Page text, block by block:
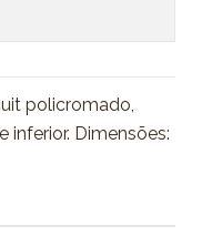
policromado,
inferior. Dimensões: